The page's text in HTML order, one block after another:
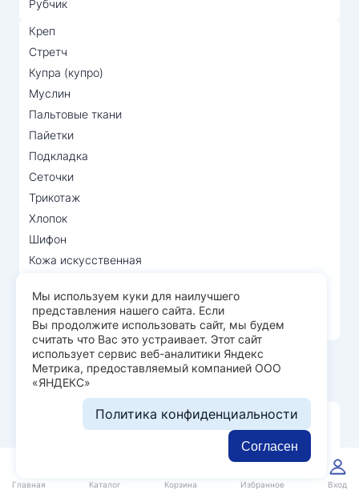
Главная Каталог Корзина Избранное Вход
Рубчик
Креп
Стретч
Купра (купро)
Муслин
Пальтовые ткани
Пайетки
Подкладка
Сеточки
Трикотаж
Хлопок
Шифон
Кожа искусственная
Лён
Твил
Условия заказа
Мы используем куки для наилучшего
представления нашего сайта. Если
Вы продолжите использовать сайт, мы будем
считать что Вас это устраивает. Этот сайт
использует сервис веб-аналитики Яндекс
Метрика, предоставляемый компанией ООО
«ЯНДЕКС»
Политика конфиденциальности
Согласен